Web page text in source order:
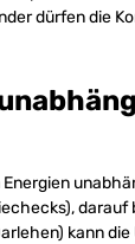
dürfen die
kann